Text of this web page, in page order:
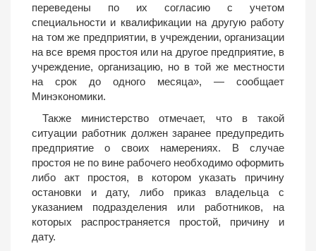
переведены по их согласию с учетом
специальности и квалификации на другую работу
на том же предприятии, в учреждении, организации
на все время простоя или на другое предприятие, в
учреждение, организацию, но в той же местности
на срок до одного месяца», — сообщает
Минэкономики.
Также министерство отмечает, что в такой
ситуации работник должен заранее предупредить
предприятие о своих намерениях. В случае
простоя не по вине рабочего необходимо оформить
либо акт простоя, в котором указать причину
остановки и дату, либо приказ владельца с
указанием подразделения или работников, на
которых распространяется простой, причину и
дату.